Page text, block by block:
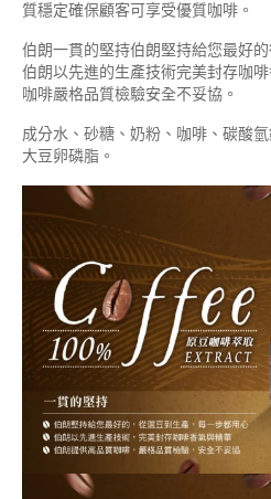
質穩定確保顧客可享受優質咖啡。
伯朗一貫的堅持伯朗堅持給您最好
伯朗以先進的生產技術完美封存咖
咖啡嚴格品質檢驗安全不妥協。
成分水、砂糖、奶粉、咖啡、碳酸
大豆卵磷脂。